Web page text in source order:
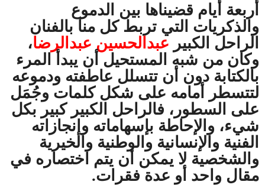
أربعة أيام قضيناها بين الدموع
والذكريات التي تربط كل منا بالفنان
الراحل الكبير عبدالحسين عبدالرضا،
وكان من شبه المستحيل أن يبدأ المرء
بالكتابة دون أن تتسلل عاطفته ودموعه
لتتسطر أمامه على شكل كلمات وجُمَل
على السطور، فالراحل الكبير كبير بكل
شيء، والإحاطة بإسهاماته وإنجازاته
الفنية والإنسانية والوطنية والخيرية
والشخصية لا يمكن أن يتم اختصاره في
مقال واحد أو عدة فقرات.